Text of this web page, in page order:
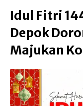
Idul Fitri
Depok
Majukan